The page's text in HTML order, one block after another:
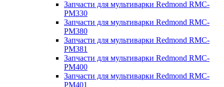
Запчасти для мультиварки Redmond RMC-
PM330
Запчасти для мультиварки Redmond RMC-
PM380
Запчасти для мультиварки Redmond RMC-
PM381
Запчасти для мультиварки Redmond RMC-
PM400
Запчасти для мультиварки Redmond RMC-
PM401